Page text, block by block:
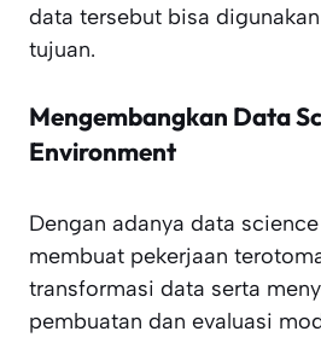
data tersebut bisa
tujuan.
Mengembangkan Data
Environment
Dengan adanya data
membuat pekerjaan
transformasi data serta
pembuatan dan evaluasi